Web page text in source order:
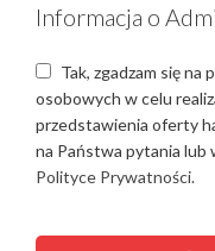
Informacja o
Tak, zgadzam się na
osobowych w celu
przedstawienia oferty
na Państwa pytania lub
Polityce Prywatności.